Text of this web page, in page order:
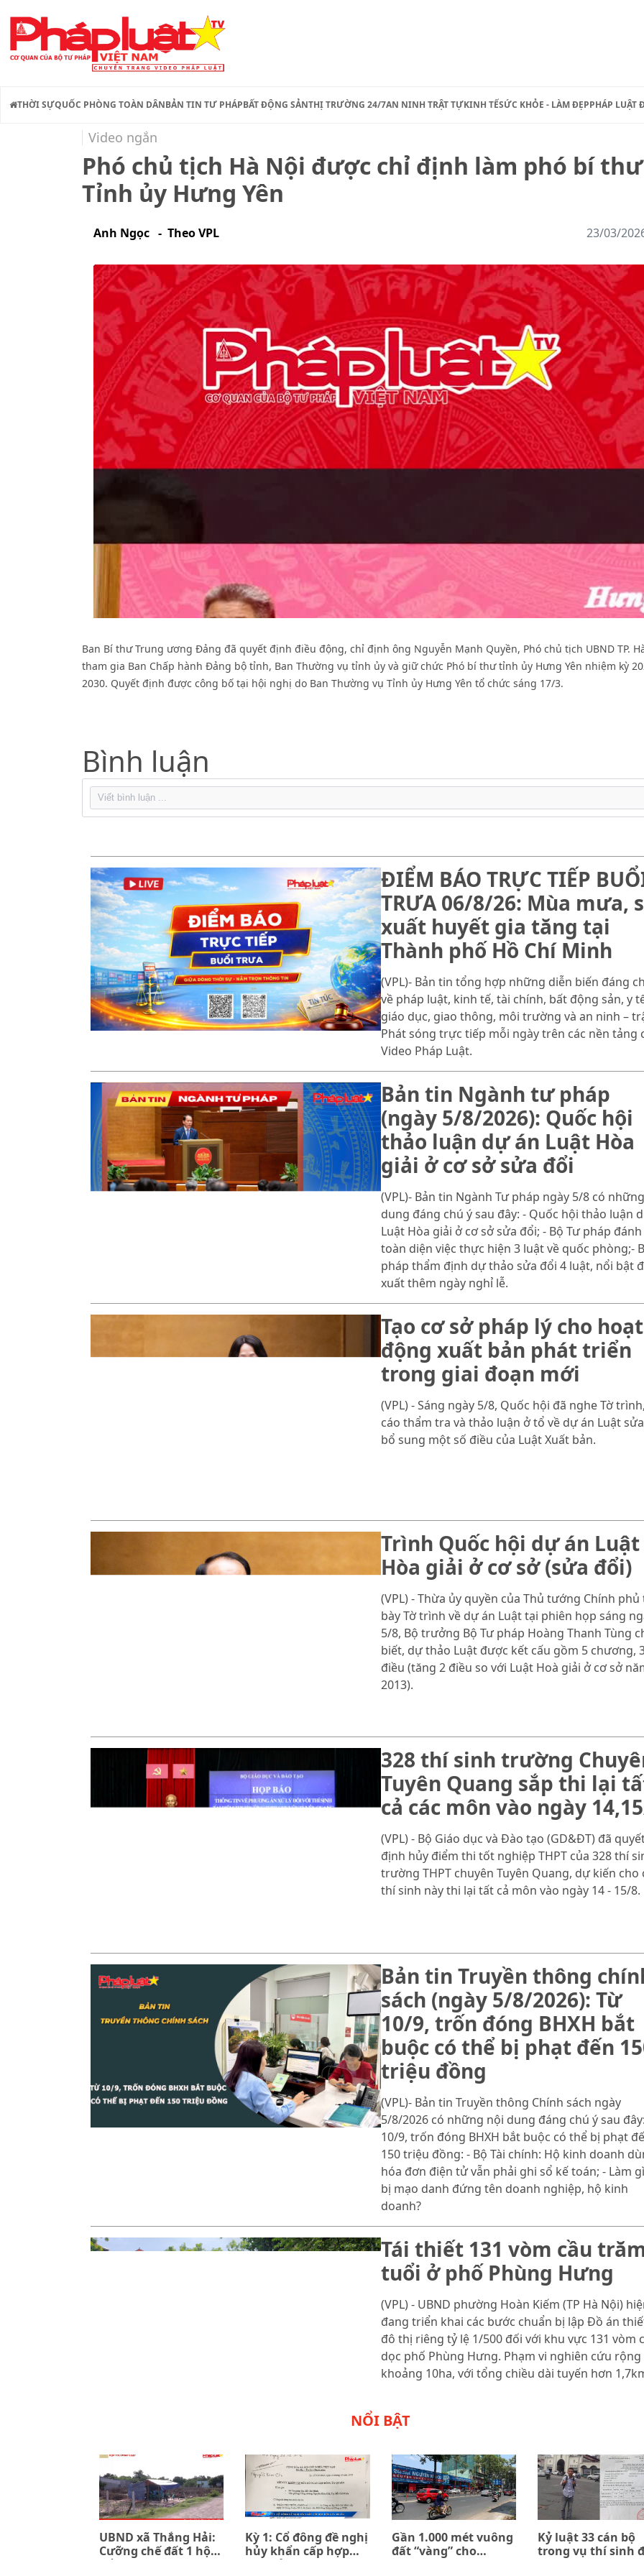
THỜI SỰQUỐC PHÒNG TOÀN DÂNBẢN TIN TƯ PHÁPBẤT ĐỘNG SẢNTHỊ TRƯỜNG 24/7AN NINH TRẬT TỰKINH TẾSỨC KHỎE - LÀM ĐẸPPHÁP LUẬT
Video ngắn
Phó chủ tịch Hà Nội được chỉ định làm phó bí thư
Tỉnh ủy Hưng Yên
Anh Ngọc - Theo VPL 23/03/
Ban Bí thư Trung ương Đảng đã quyết định điều động, chỉ định ông Nguyễn Mạnh Quyền, Phó chủ tịch UBND TP.
tham gia Ban Chấp hành Đảng bộ tỉnh, Ban Thường vụ tỉnh ủy và giữ chức Phó bí thư tỉnh ủy Hưng Yên nhiệm kỳ
2030. Quyết định được công bố tại hội nghị do Ban Thường vụ Tỉnh ủy Hưng Yên tổ chức sáng 17/3.
Bình luận
ĐIỂM BÁO TRỰC TIẾP
TRƯA 06/8/26: Mùa mưa,
xuất huyết gia tăng tại
Thành phố Hồ Chí Minh
(VPL)- Bản tin tổng hợp những diễn biến đáng
về pháp luật, kinh tế, tài chính, bất động sản, y
giáo dục, giao thông, môi trường và an ninh –
Phát sóng trực tiếp mỗi ngày trên các nền tảng
Video Pháp Luật.
Bản tin Ngành tư pháp
(ngày 5/8/2026): Quốc hội
thảo luận dự án Luật Hòa
giải ở cơ sở sửa đổi
(VPL)- Bản tin Ngành Tư pháp ngày 5/8 có
dung đáng chú ý sau đây: - Quốc hội thảo luận
Luật Hòa giải ở cơ sở sửa đổi; - Bộ Tư pháp
toàn diện việc thực hiện 3 luật về quốc phòng;-
pháp thẩm định dự thảo sửa đổi 4 luật, nổi bật
xuất thêm ngày nghỉ lễ.
Tạo cơ sở pháp lý cho hoạt
động xuất bản phát triển
trong giai đoạn mới
(VPL) - Sáng ngày 5/8, Quốc hội đã nghe Tờ
cáo thẩm tra và thảo luận ở tổ về dự án Luật
bổ sung một số điều của Luật Xuất bản.
Trình Quốc hội dự án Luật
Hòa giải ở cơ sở (sửa đổi)
(VPL) - Thừa ủy quyền của Thủ tướng Chính
bày Tờ trình về dự án Luật tại phiên họp sáng
5/8, Bộ trưởng Bộ Tư pháp Hoàng Thanh Tùng
biết, dự thảo Luật được kết cấu gồm 5 chương,
điều (tăng 2 điều so với Luật Hoà giải ở cơ sở
2013).
328 thí sinh trường
Tuyên Quang sắp thi lại
cả các môn vào ngày
(VPL) - Bộ Giáo dục và Đào tạo (GD&ĐT) đã
định hủy điểm thi tốt nghiệp THPT của 328 thí
trường THPT chuyên Tuyên Quang, dự kiến cho
thí sinh này thi lại tất cả môn vào ngày 14 - 15/8.
Bản tin Truyền thông
sách (ngày 5/8/2026): Từ
10/9, trốn đóng BHXH bắt
buộc có thể bị phạt đến
triệu đồng
(VPL)- Bản tin Truyền thông Chính sách ngày
5/8/2026 có những nội dung đáng chú ý sau
10/9, trốn đóng BHXH bắt buộc có thể bị phạt
150 triệu đồng: - Bộ Tài chính: Hộ kinh doanh
hóa đơn điện tử vẫn phải ghi sổ kế toán; - Làm
bị mạo danh đứng tên doanh nghiệp, hộ kinh
doanh?
Tái thiết 131 vòm cầu
tuổi ở phố Phùng Hưng
(VPL) - UBND phường Hoàn Kiếm (TP Hà Nội)
đang triển khai các bước chuẩn bị lập Đồ án
đô thị riêng tỷ lệ 1/500 đối với khu vực 131 vòm
dọc phố Phùng Hưng. Phạm vi nghiên cứu rộng
khoảng 10ha, với tổng chiều dài tuyến hơn
NỔI BẬT
UBND xã Thắng Hải:
Cưỡng chế đất 1 hộ
để đền bù 7 hộ (kỳ 1)
Kỳ 1: Cổ đông đề nghị
hủy khẩn cấp hợp
đồng ủy quyền giữa
Gần 1.000 mét vuông
đất “vàng” cho
Kỷ luật 33 cán bộ
trong vụ thí sinh